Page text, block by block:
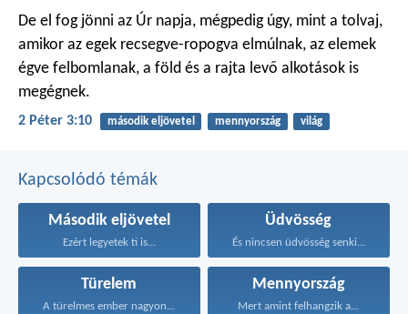
De el fog jönni az Úr napja, mégpedig úgy, mint a tolvaj,
amikor az egek recsegve-ropogva elmúlnak, az elemek
égve felbomlanak, a föld és a rajta levő alkotások is
megégnek.
2 Péter 3:10 második eljövetel mennyország világ
Kapcsolódó témák
Második eljövetel
Ezért legyetek ti is...
Üdvösség
És nincsen üdvösség senki...
Türelem
A türelmes ember nagyon...
Mennyország
Mert amint felhangzik a...